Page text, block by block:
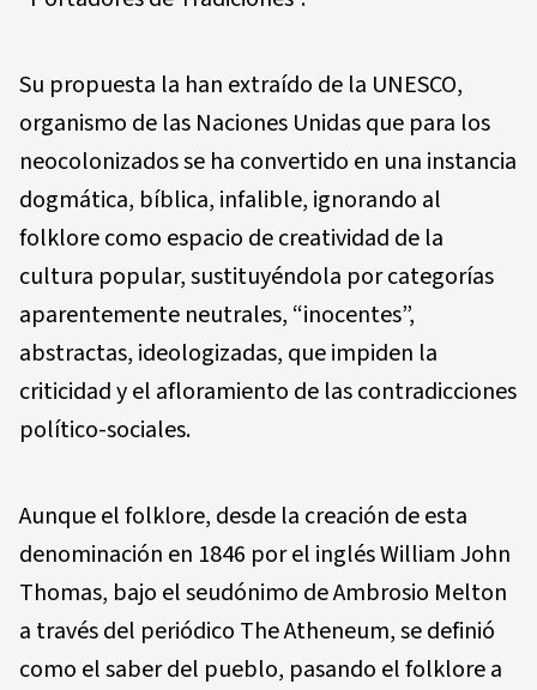
Su propuesta la han extraído de la UNESCO,
organismo de las Naciones Unidas que para los
neocolonizados se ha convertido en una instancia
dogmática, bíblica, infalible, ignorando al
folklore como espacio de creatividad de la
cultura popular, sustituyéndola por categorías
aparentemente neutrales, “inocentes”,
abstractas, ideologizadas, que impiden la
criticidad y el afloramiento de las contradicciones
político-sociales.
Aunque el folklore, desde la creación de esta
denominación en 1846 por el inglés William John
Thomas, bajo el seudónimo de Ambrosio Melton
a través del periódico The Atheneum, se definió
como el saber del pueblo, pasando el folklore a